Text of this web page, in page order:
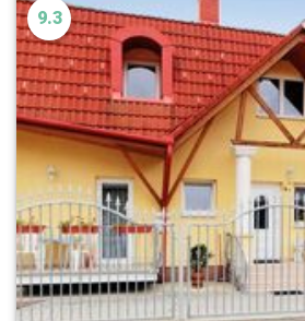
9.3